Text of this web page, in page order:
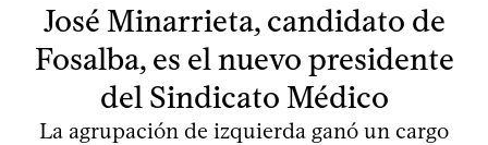
José Minarrieta, candidato de
Fosalba, es el nuevo presidente
del Sindicato Médico
La agrupación de izquierda ganó un cargo